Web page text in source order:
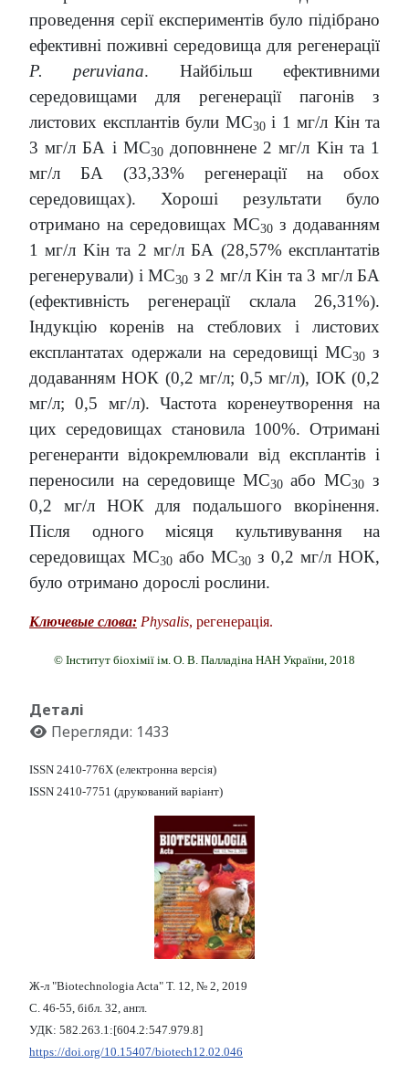
проведення серії експериментів було підібрано
ефективні поживні середовища для регенерації
P. peruviana. Найбільш ефективними
середовищами для регенерації пагонів з
листових експлантів були MС30і 1 мг/л Кін та
3 мг/л БА і MС30доповннене 2 мг/л Kін та 1
мг/л БА (33,33% регенерації на обох
середовищах). Хороші результати було
отримано на середовищах MС30 з додаванням
1 мг/л Kін та 2 мг/л БА (28,57% експлантатів
регенерували) і MС30 з 2 мг/л Kін та 3 мг/л БА
(ефективність регенерації склала 26,31%).
Індукцію коренів на стеблових і листових
експлантатах одержали на середовищі MС30 з
додаванням НОК (0,2 мг/л; 0,5 мг/л), ІОК (0,2
мг/л; 0,5 мг/л). Частота коренеутворення на
цих середовищах становила 100%. Отримані
регенеранти відокремлювали від експлантів і
переносили на середовище MС30або MС30
з
0,2 мг/л НОК для подальшого вкорінення.
Після одного місяця культивування на
середовищах MС30 або MС30 з 0,2 мг/л НОК,
було отримано дорослі рослини.
Ключевые слова: Physalis, регенерація.
© Інститут біохімії ім. О. В. Палладіна НАН України, 2018
Деталі
Перегляди: 1433
ISSN 2410-776X (електронна версія)
ISSN 2410-7751 (друкований варіант)
Ж-л "Biotechnologia Acta" Т. 12, № 2, 2019
С. 46-55, бібл. 32, англ.
УДК: 582.263.1:[604.2:547.979.8]
https://doi.org/10.15407/biotech12.02.046